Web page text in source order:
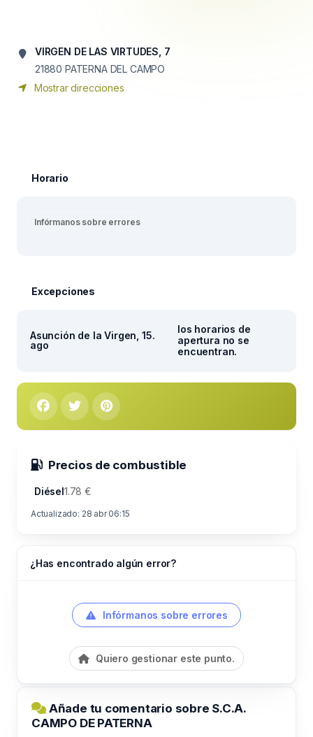
VIRGEN DE LAS VIRTUDES, 7
21880 PATERNA DEL CAMPO
Mostrar direcciones
Horario
Infórmanos sobre errores
Excepciones
Asunción de la Virgen, 15.
ago
los horarios de
apertura no se
encuentran.
Precios de combustible
Diésel1.78 €
Actualizado: 28 abr 06:15
¿Has encontrado algún error?
Infórmanos sobre errores
Quiero gestionar este punto.
Añade tu comentario sobre S.C.A.
CAMPO DE PATERNA